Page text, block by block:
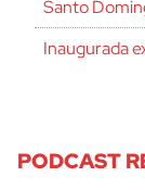
Santo
Inaugurada
PODCAST